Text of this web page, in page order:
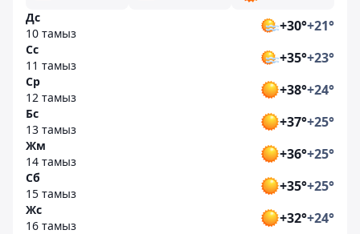
Дс
10 тамыз
+30°+21°
Сс
11 тамыз
+35°+23°
Ср
12 тамыз
+38°+24°
Бс
13 тамыз
+37°+25°
Жм
14 тамыз
+36°+25°
Сб
15 тамыз
+35°+25°
Жс
16 тамыз
+32°+24°